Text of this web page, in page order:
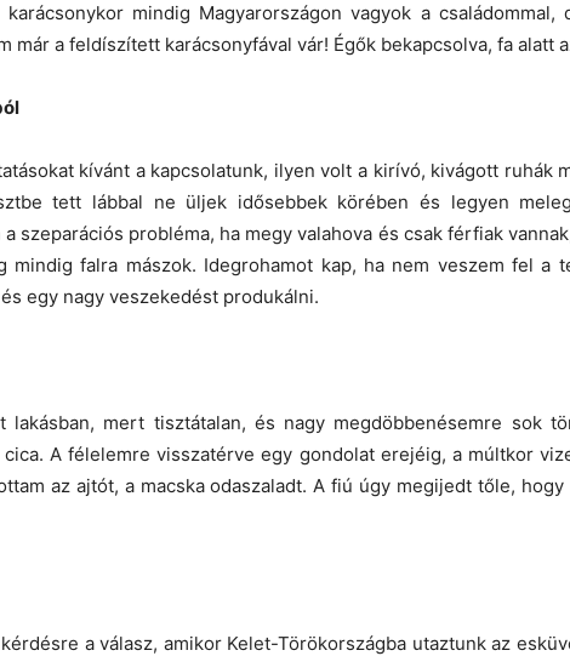
mindig Magyarországon vagyok a
már a feldíszített karácsonyfával vár! Égők bekapcsolva, fa alatt
kívánt a kapcsolatunk, ilyen volt a kirívó, kivágott ruhák
tett lábbal ne üljek idősebbek körében és legyen
szeparációs probléma, ha megy valahova és csak férfiak
mindig falra mászok. Idegrohamot kap, ha nem veszem fel a
egy nagy veszekedést produkálni.
lakásban, mert tisztátalan, és nagy megdöbbenésemre sok
A félelemre visszatérve egy gondolat erejéig, a múltkor
az ajtót, a macska odaszaladt. A fiú úgy megijedt tőle,
a válasz, amikor Kelet-Törökországba utaztunk az